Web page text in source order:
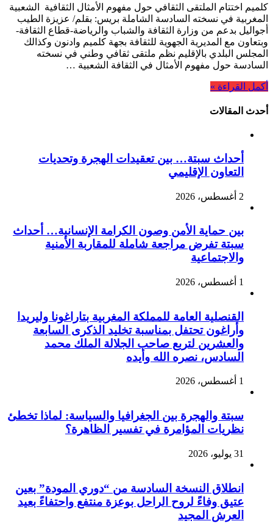
كلميم اختتام الملتقى الثقافي حول مفهوم الأمثال الثقافية الشعبية
المغربية في نسخته السادسة الشاملة بريس: بقلم/ عزيزة الطيب
أجواليل بدعم من وزارة الثقافة والشباب والرياضة-قطاع الثقافة-
وبتعاون مع المديرية الجهوية للثقافة بجهة كلميم وادنون وكذالك
المجلس البلدي بالإقليم نظم ملتقى ثقافي وطني في نسخته
السادسة حول مفهوم الأمثال في الثقافة الشعبية …
أكمل القراءة »
أحدث المقالات
أحداث سبتة… بين تعقيدات الهجرة وتحديات
التعاون الإقليمي
2 أغسطس، 2026
بين حماية الأمن وصون الكرامة الإنسانية… أحداث
سبتة تفرض مراجعة شاملة للمقاربة الأمنية
والاجتماعية
1 أغسطس، 2026
القنصلية العامة للمملكة المغربية بتاراغونا وليريدا
وأراغون تحتفل بمناسبة تخليد الذكرى السابعة
والعشرين لتربع صاحب الجلالة الملك محمد
السادس، نصره الله وأيده
1 أغسطس، 2026
سبتة والهجرة بين الجغرافيا والسياسة: لماذا تخطئ
نظريات المؤامرة في تفسير الظاهرة؟
31 يوليو، 2026
انطلاق النسخة السادسة من “دوري المودة” بعين
عتيق وفاءً لروح الراحل بوعزة منتفع واحتفاءً بعيد
العرش المجيد